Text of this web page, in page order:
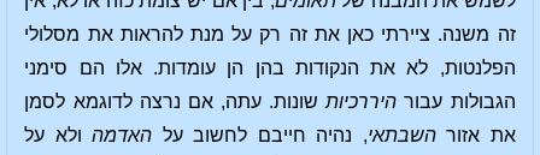
זה משנה. ציירתי כאן את זה רק על מנת להראות את מסלולי
הפלנטות, לא את הנקודות בהן הן עומדות. אלו הם סימני
הגבולות עבור היררכיותשונות. עתה, אם נרצה לדוגמא לסמן
את אזורהשבתאי, נהיה חייבם לחשוב על האדמהולא על